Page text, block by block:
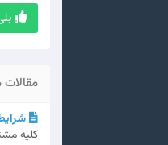
کلیه